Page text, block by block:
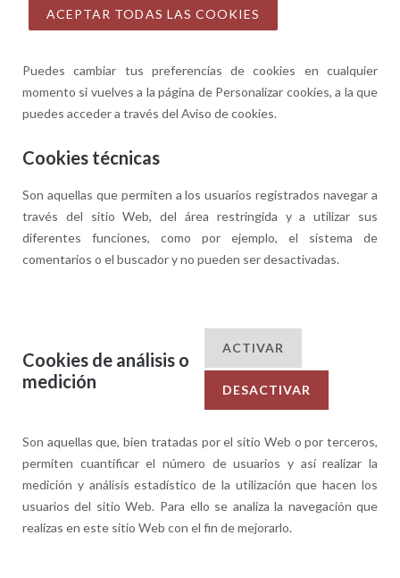
ACEPTAR TODAS LAS COOKIES
Puedes cambiar tus preferencias de cookies en cualquier
momento si vuelves a la página de Personalizar cookies, a la que
puedes acceder a través del Aviso de cookies.
Cookies técnicas
Son aquellas que permiten a los usuarios registrados navegar a
través del sitio Web, del área restringida y a utilizar sus
diferentes funciones, como por ejemplo, el sistema de
comentarios o el buscador y no pueden ser desactivadas.
Cookies de análisis o
medición
ACTIVAR
DESACTIVAR
Son aquellas que, bien tratadas por el sitio Web o por terceros,
permiten cuantificar el número de usuarios y así realizar la
medición y análisis estadístico de la utilización que hacen los
usuarios del sitio Web. Para ello se analiza la navegación que
realizas en este sitio Web con el fin de mejorarlo.